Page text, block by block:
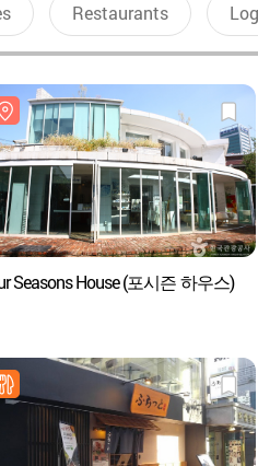
Restaurants
Seasons House (포시즌 하우스)